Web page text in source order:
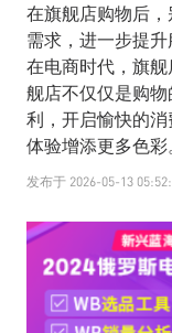
在旗舰店购物后
需求，进一步提升
在电商时代，旗
舰店不仅仅是购
利，开启愉快的
体验增添更多色彩
发布于 2026-05-13